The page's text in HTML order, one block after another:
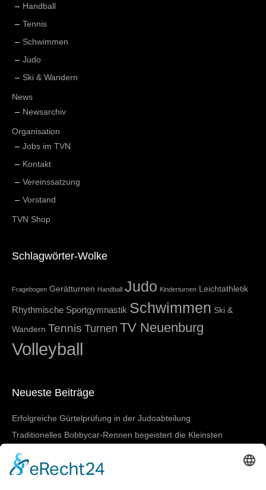
Handball
Tennis
Schwimmen
Judo
Ski & Wandern
News
Newsarchiv
Organisation
Jobs im TVN
Kontakt
Vereinssatzung
Vorstand
TVN Shop
Schlagwörter-Wolke
Fragebogen Gerätturnen Handball Judo Kinderturnen Leichtathletik
Rhythmische Sportgymnastik Schwimmen Ski &
Wandern Tennis Turnen TV Neuenburg
Volleyball
Neueste Beiträge
Erfolgreiche Gürtelprüfung in der Judoabteilung
Traditionelles Bobbycar-Rennen begeistert die Kleinsten
TVN beim 4-gegen-4-Turnier in March-Buchheim
SGBNM zeigt starke Leistungen bei den Badischen